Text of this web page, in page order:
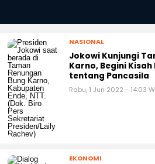
NASIONAL
Jokowi Kunjungi
Karno, Begini
tentang Pancasila
Rabu, 1 Jun 2022 - 14:03
EKONOMI